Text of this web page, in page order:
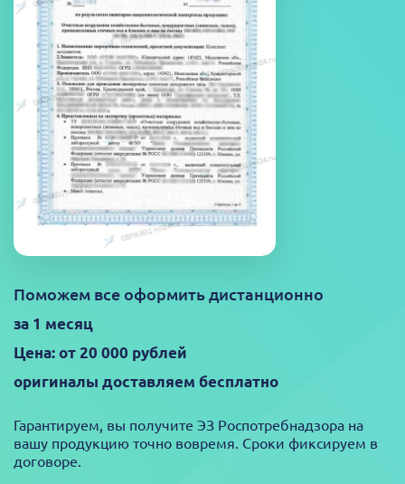
Поможем все оформить дистанционно
за 1 месяц
Цена: от 20 000 рублей
оригиналы доставляем бесплатно
Гарантируем, вы получите ЭЗ Роспотребнадзора на
вашу продукцию точно вовремя. Сроки фиксируем в
договоре.